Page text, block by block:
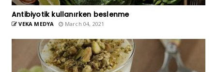
Antibiyotik kullanırken beslenme
VEKA MEDYA March 04, 2021